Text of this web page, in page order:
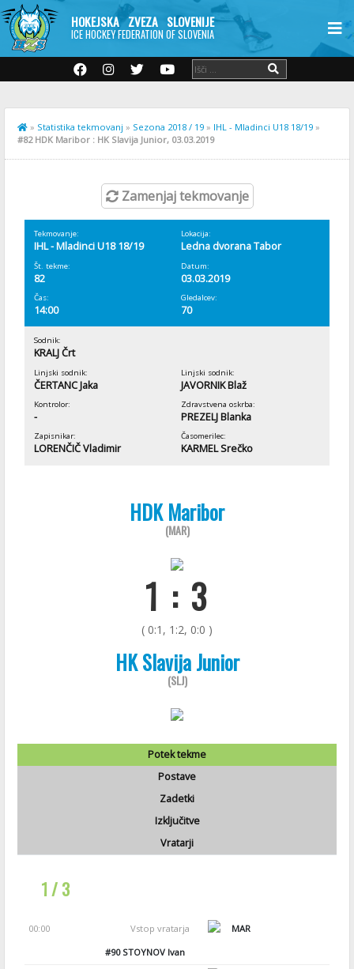
HOKEJSKA ZVEZA SLOVENIJE
ICE HOCKEY FEDERATION OF SLOVENIA
» Statistika tekmovanj » Sezona 2018 / 19 » IHL - Mladinci U18 18/19 »
#82 HDK Maribor : HK Slavija Junior, 03.03.2019
Zamenjaj tekmovanje
Tekmovanje:
IHL - Mladinci U18 18/19
Lokacija:
Ledna dvorana Tabor
Št. tekme:
82
Datum:
03.03.2019
Čas:
14:00
Gledalcev:
70
Sodnik:
KRALJ Črt
Linjski sodnik:
ČERTANC Jaka
Linjski sodnik:
JAVORNIK Blaž
Kontrolor:
-
Zdravstvena oskrba:
PREZELJ Blanka
Zapisnikar:
LORENČIČ Vladimir
Časomerilec:
KARMEL Srečko
HDK Maribor
(MAR)
1 : 3
( 0:1, 1:2, 0:0 )
HK Slavija Junior
(SLJ)
Potek tekme
Postave
Zadetki
Izključitve
Vratarji
1 / 3
00:00 Vstop vratarja
MAR
#90STOYNOV Ivan